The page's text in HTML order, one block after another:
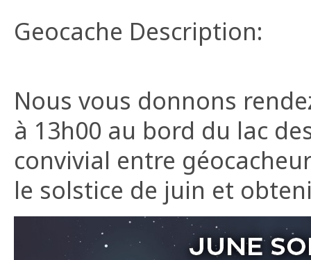
Geocache Description:
Nous vous donnons
à 13h00 au bord du lac
convivial entre
le solstice de juin et